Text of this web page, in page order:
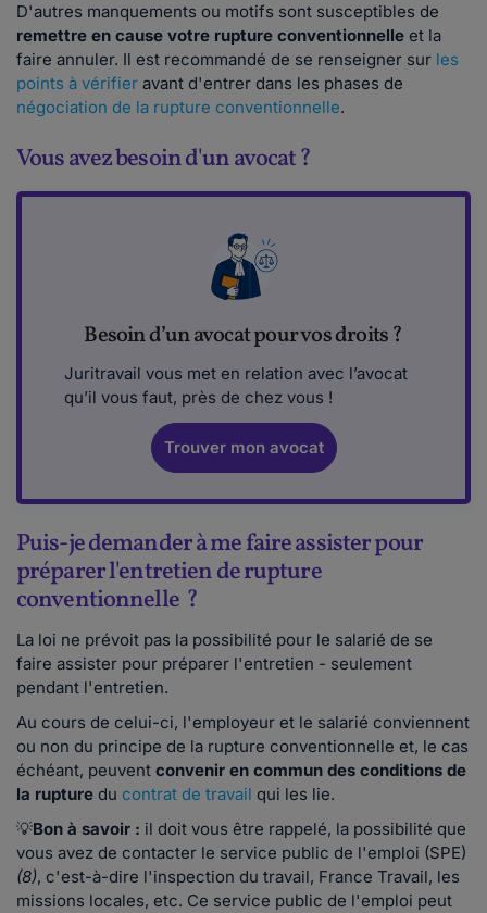
D'autres manquements ou motifs sont susceptibles de
remettre en cause votre rupture conventionnelle et la
faire annuler. Il est recommandé de se renseigner sur les
points à vérifier avant d'entrer dans les phases de
négociation de la rupture conventionnelle.
Vous avez besoin d'un avocat ?
Besoin d’un avocat pour vos droits ?
Juritravail vous met en relation avec l’avocat
qu’il vous faut, près de chez vous !
Trouver mon avocat
Puis-je demander à me faire assister pour
préparer l'entretien de rupture
conventionnelle ?
La loi ne prévoit pas la possibilité pour le salarié de se
faire assister pour préparer l'entretien - seulement
pendant l'entretien.
Au cours de celui-ci, l'employeur et le salarié conviennent
ou non du principe de la rupture conventionnelle et, le cas
échéant, peuvent convenir en commun des conditions de
la rupture du contrat de travail qui les lie.
💡Bon à savoir : il doit vous être rappelé, la possibilité que
vous avez de contacter le service public de l'emploi (SPE)
(8), c'est-à-dire l'inspection du travail, France Travail, les
missions locales, etc. Ce service public de l'emploi peut